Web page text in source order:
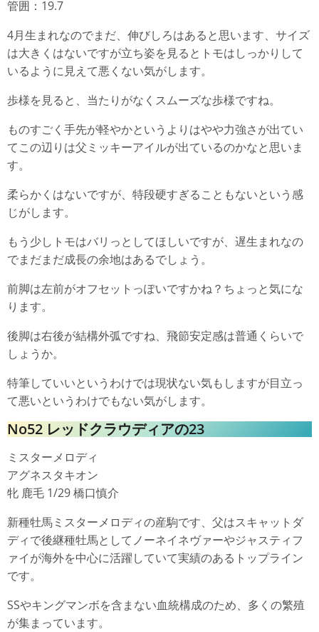
管囲：19.7
4月生まれなのでまだ、伸びしろはあると思います、サイズ
は大きくはないですが立ち姿を見るとトモはしっかりして
いるように見えて悪くない気がします。
歩様を見ると、当たりがなくスムーズな歩様ですね。
ものすごく手先が軽やかというよりはやや力強さが出てい
てこの辺りは父ミッキーアイルが出ているのかなと思いま
す。
柔らかくはないですが、特段硬すぎることもないという感
じがします。
もう少しトモはバリっとしてほしいですが、遅生まれなの
でまだまだ成長の余地はあるでしょう。
前脚は左前がオフセットっぽいですかね？ちょっと気にな
ります。
後脚は右後が結構外弧ですね、飛節安定感は普通くらいで
しょうか。
特筆していいというわけでは現状ない気もしますが目立っ
て悪いというわけでもない気がします。
No52 レッドクラウディアの23
ミスターメロディ
アグネスタキオン
牝 鹿毛 1/29 橋口慎介
新種牡馬ミスターメロディの産駒です、父はスキャットダ
ディで後継種牡馬としてノーネイネヴァーやジャスティフ
ァイが海外を中心に活躍していて実績のあるトップライン
です。
SSやキングマンボを含まない血統構成のため、多くの繁殖
が集まっています。